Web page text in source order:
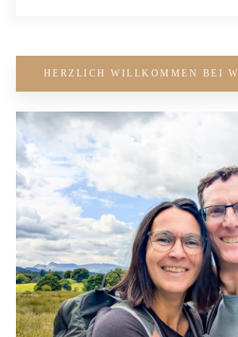
HERZLICH WILLKOMMEN BEI